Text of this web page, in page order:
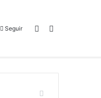
Seguir Switch skin